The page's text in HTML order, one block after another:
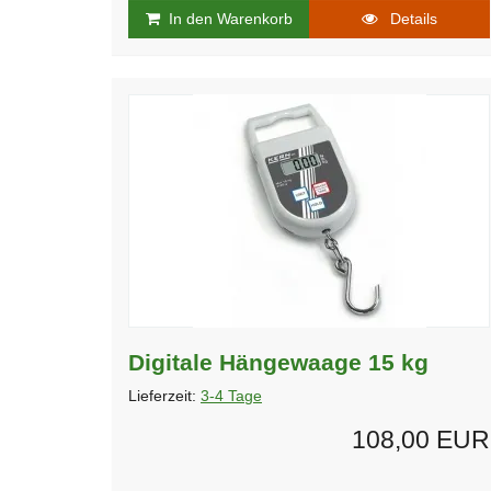
In den Warenkorb Details
Digitale Hängewaage 15 kg
Lieferzeit: 3-4 Tage
108,00 EUR